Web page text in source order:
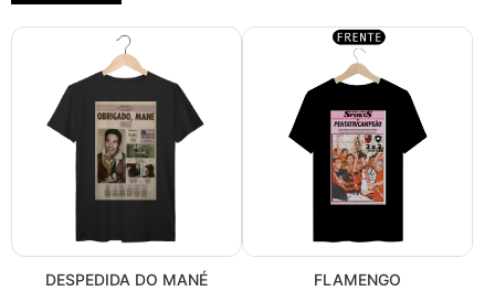
DESPEDIDA DO MANÉ
FLAMENGO